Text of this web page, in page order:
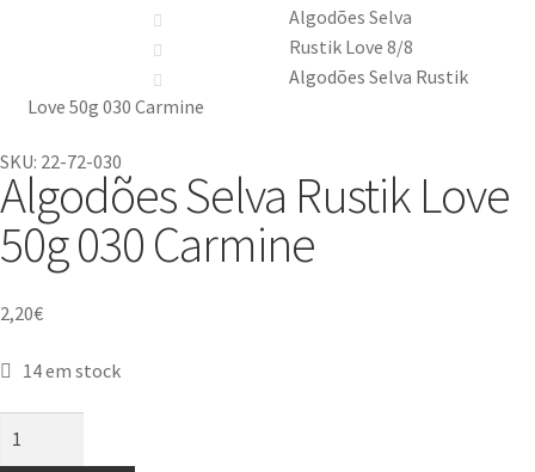
Algodões Selva
Rustik Love 8/8
Algodões Selva Rustik
Love 50g 030 Carmine
SKU: 22-72-030
Algodões Selva Rustik Love
50g 030 Carmine
2,20€
14 em stock